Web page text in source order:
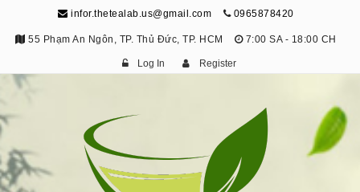
infor.thetealab.us@gmail.com 0965878420
55 Phạm An Ngôn, TP. Thủ Đức, TP. HCM 7:00 SA - 18:00 CH
Log In Register